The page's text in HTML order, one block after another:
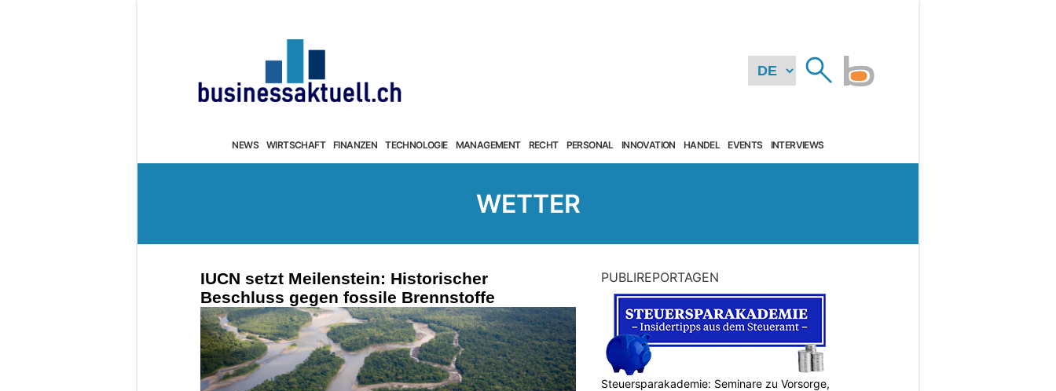
NEWS WIRTSCHAFT FINANZEN TECHNOLOGIE MANAGEMENT RECHT PERSONAL INNOVATION HANDEL EVENTS INTERVIEWS
WETTER
IUCN setzt Meilenstein: Historischer
Beschluss gegen fossile Brennstoffe
PUBLIREPORTAGEN
Steuersparakademie: Seminare zu Vorsorge,